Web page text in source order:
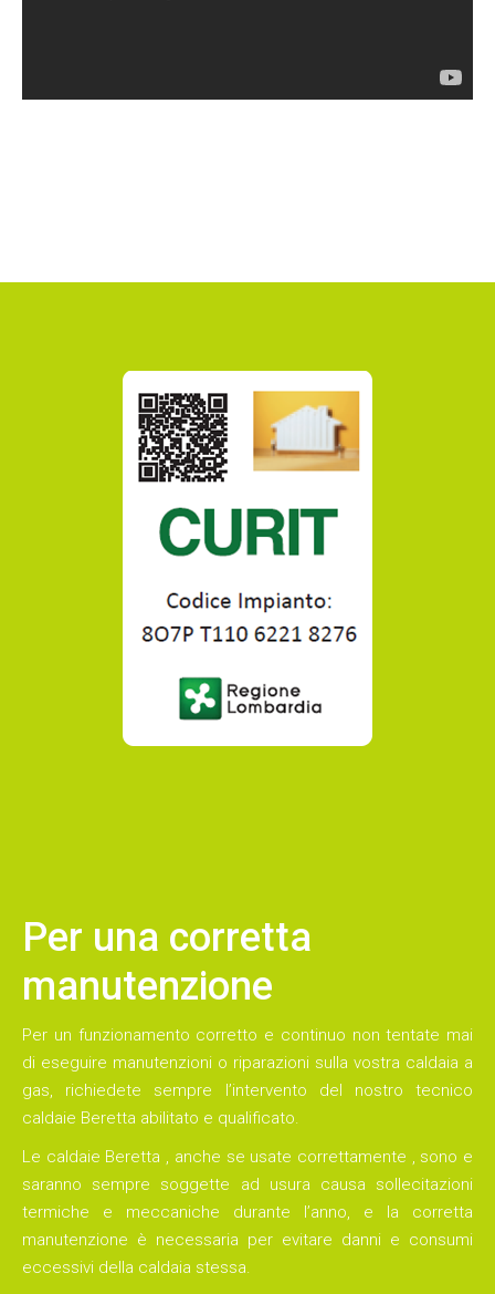
Per una corretta
manutenzione
Per un funzionamento corretto e continuo non tentate mai
di eseguire manutenzioni o riparazioni sulla vostra caldaia a
gas , richiedete sempre l’intervento del nostro tecnico
caldaie Beretta abilitato e qualificato.
Le caldaie Beretta , anche se usate correttamente , sono e
saranno sempre soggette ad usura causa sollecitazioni
termiche e meccaniche durante l’anno, e la corretta
manutenzione è necessaria per evitare danni e consumi
eccessivi della caldaia stessa.